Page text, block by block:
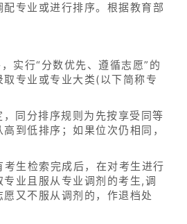
专业或进行排序。根据教育部
实行“分数优先、遵循志愿”的
专业或专业大类(以下简称专
同分排序规则为先按享受同等
到低排序；如果位次仍相同，
生检索完成后，在对考生进行
业且服从专业调剂的考生,调
又不服从调剂的，作退档处